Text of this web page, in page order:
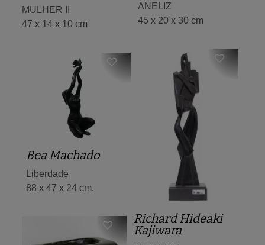
MULHER II
47 x 14 x 10 cm
ANELIZ
45 x 20 x 30 cm
Richard Hideaki
Kajiwara
Bea Machado
Liberdade
88 x 47 x 24 cm.